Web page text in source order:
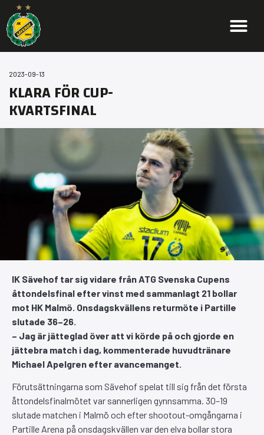
2023-09-13
KLARA FÖR CUP-
KVARTSFINAL
IK Sävehof tar sig vidare från ATG Svenska Cupens
åttondelsfinal efter vinst med sammanlagt 21 bollar
mot HK Malmö. Onsdagskvällens returmöte i Partille
slutade 36–26.
– Jag är jätteglad över att vi körde på och gjorde en
jättebra match i dag, kommenterade huvudtränare
Michael Apelgren efter avancemanget.
Förutsättningarna som Sävehof spelat till sig från det första
åttondelsfinalmötet var sannerligen gynnsamma. 30–19
slutade matchen i Malmö och efter shootout-omgångarna i
Partille Arena på onsdagskvällen var den elva bollar stora